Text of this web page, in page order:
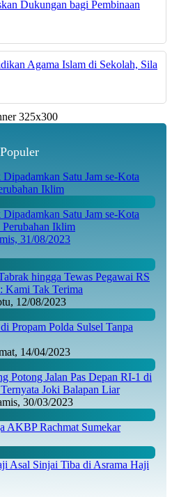
Dukungan bagi Pembinaan
Agama Islam di Sekolah, Sila
Populer
Satu Jam se-Kota
Perubahan Iklim
31/08/2023
hingga Tewas Pegawai RS
Kami Tak Terima
12/08/2023
Propam Polda Sulsel Tanpa
14/04/2023
Potong Jalan Pas Depan RI-1 di
Joki Balapan Liar
30/03/2023
AKBP Rachmat Sumekar
Asal Sinjai Tiba di Asrama Haji